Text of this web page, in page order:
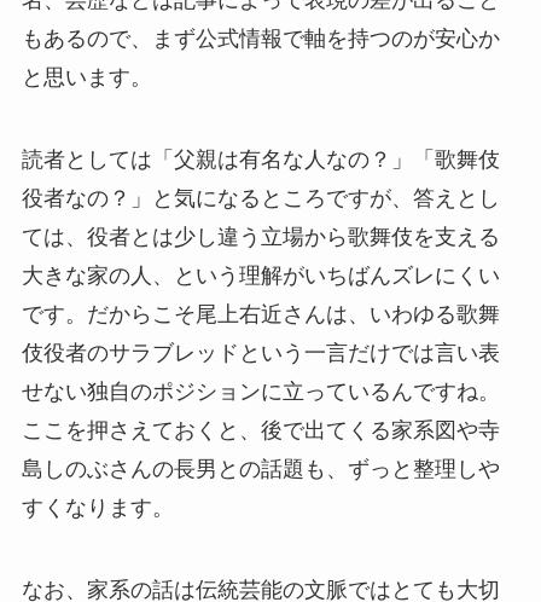
もあるので、まず公式情報で軸を持つのが安心か
と思います。
読者としては「父親は有名な人なの？」「歌舞伎
役者なの？」と気になるところですが、答えとし
ては、役者とは少し違う立場から歌舞伎を支える
大きな家の人、という理解がいちばんズレにくい
です。だからこそ尾上右近さんは、いわゆる歌舞
伎役者のサラブレッドという一言だけでは言い表
せない独自のポジションに立っているんですね。
ここを押さえておくと、後で出てくる家系図や寺
島しのぶさんの長男との話題も、ずっと整理しや
すくなります。
なお、家系の話は伝統芸能の文脈ではとても大切